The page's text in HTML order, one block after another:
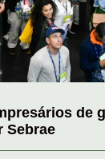
de
Sebrae